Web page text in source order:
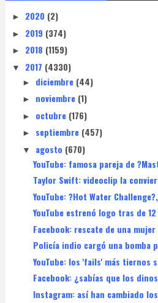
► 2020 (2)
► 2019 (374)
► 2018 (1159)
▼ 2017 (4330)
► diciembre (44)
► noviembre (1)
► octubre (176)
► septiembre (457)
▼ agosto (670)
YouTube: famosa pareja de
Taylor Swift: videoclip la
YouTube: ?Hot Water
YouTube estrenó logo tras de
Facebook: rescate de una
Policía indio cargó una bomba
YouTube: los 'fails' más tiernos
Facebook: ¿sabías que los
Instagram: así han cambiado